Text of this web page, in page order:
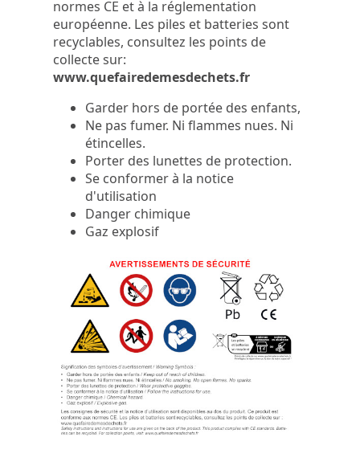
normes CE et à la réglementation
européenne. Les piles et batteries sont
recyclables, consultez les points de
collecte sur:
www.quefairedemesdechets.fr
Garder hors de portée des enfants,
Ne pas fumer. Ni flammes nues. Ni
étincelles.
Porter des lunettes de protection.
Se conformer à la notice
d'utilisation
Danger chimique
Gaz explosif